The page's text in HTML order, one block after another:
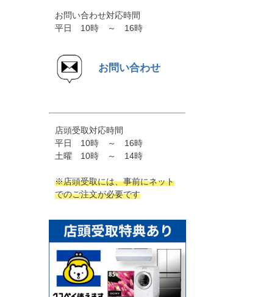
お問い合わせ対応時間
平日 10時 ～ 16時
お問い合わせ
店頭受取対応時間
平日 10時 ～ 16時
土曜 10時 ～ 14時
※店頭受取には、事前にネット
でのご注文が必要です